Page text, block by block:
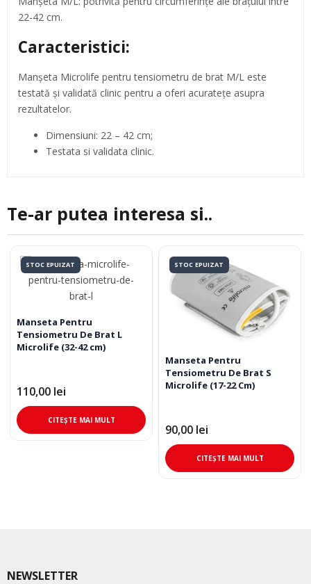
22-42 cm.
Caracteristici:
Manşeta Microlife pentru tensiometru de brat M/L este
testată şi validată clinic pentru a oferi acurateţe asupra
rezultatelor.
Dimensiuni: 22 – 42 cm;
Testata si validata clinic.
Te-ar putea interesa si..
STOC EPUIZAT
Manseta Pentru
Tensiometru De Brat L
Microlife (32-42 cm)
110,00 lei
CITEȘTE MAI MULT
STOC EPUIZAT
Manseta Pentru
Tensiometru De Brat S
Microlife (17-22 Cm)
90,00 lei
CITEȘTE MAI MULT
NEWSLETTER